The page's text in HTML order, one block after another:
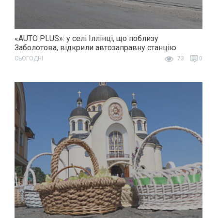
«AUTO PLUS»: у селі Іллінці, що поблизу
Заболотова, відкрили автозаправну станцію
СЬОГОДНІ 73 0